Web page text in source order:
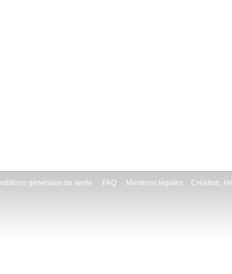
générales de vente FAQ Mentions légales Création,